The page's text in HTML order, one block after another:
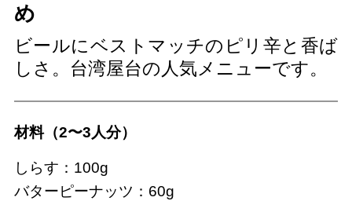
め
ビールにベストマッチのピリ辛と香ば
しさ。台湾屋台の人気メニューです。
材料（2〜3人分）
しらす：100g
バターピーナッツ：60g